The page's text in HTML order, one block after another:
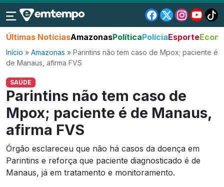
Últimas NotíciasAmazonasPolíticaPolíciaEsporte
Início » Amazonas » Parintins não tem caso de Mpox; paciente é
de Manaus, afirma FVS
SAÚDE
Parintins não tem caso de
Mpox; paciente é de Manaus,
afirma FVS
Órgão esclareceu que não há casos da doença em
Parintins e reforça que paciente diagnosticado é de
Manaus, já em tratamento e monitoramento.